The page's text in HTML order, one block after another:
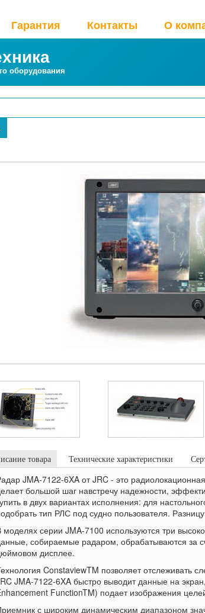
Гарантия Контакты О
оборудования
товара Технические характеристики
JMA-7122-6XA от JRC - это
большой шаг навстречу надежности,
в двух вариантах исполнения: для
тип РЛС под судно пользователя.
моделях серии JMA-7100 используются три
собираемые радаром, обрабатываются за
дисплее.
ConstaviewTM позволяет отслеживать
JMA-7122-6XA быстро выводит данные на
FunctionTM) подает изображения
с широким динамическим диапазоном